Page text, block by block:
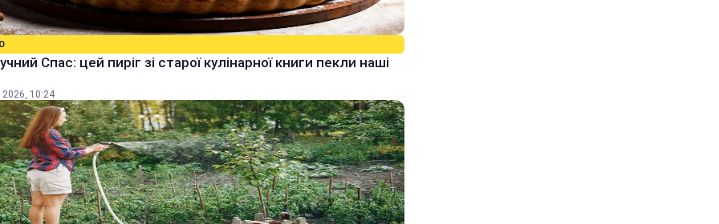
Спас: цей пиріг зі старої кулінарної книги пекли наші
2026, 10:24